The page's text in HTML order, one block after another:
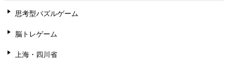
思考型パズルゲーム
脳トレゲーム
上海・四川省